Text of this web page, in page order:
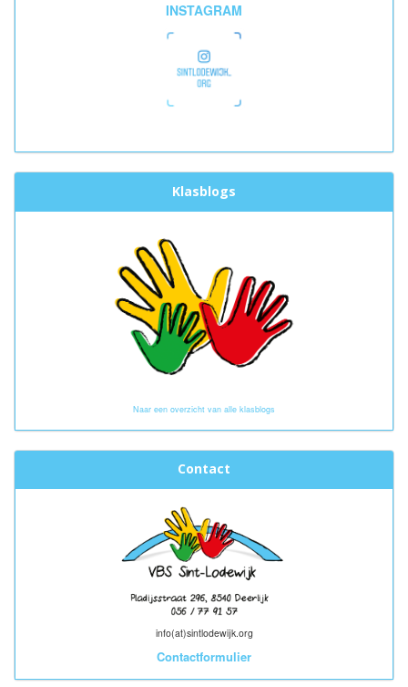
INSTAGRAM
Klasblogs
Naar een overzicht van alle klasblogs
Contact
info(at)sintlodewijk.org
Contactformulier